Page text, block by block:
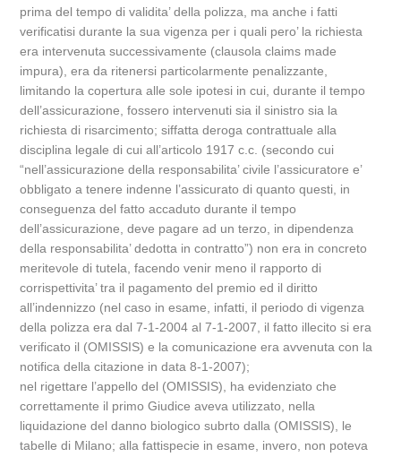
prima del tempo di validita’ della polizza, ma anche i fatti
verificatisi durante la sua vigenza per i quali pero’ la richiesta
era intervenuta successivamente (clausola claims made
impura), era da ritenersi particolarmente penalizzante,
limitando la copertura alle sole ipotesi in cui, durante il tempo
dell’assicurazione, fossero intervenuti sia il sinistro sia la
richiesta di risarcimento; siffatta deroga contrattuale alla
disciplina legale di cui all’articolo 1917 c.c. (secondo cui
“nell’assicurazione della responsabilita’ civile l’assicuratore e’
obbligato a tenere indenne l’assicurato di quanto questi, in
conseguenza del fatto accaduto durante il tempo
dell’assicurazione, deve pagare ad un terzo, in dipendenza
della responsabilita’ dedotta in contratto”) non era in concreto
meritevole di tutela, facendo venir meno il rapporto di
corrispettivita’ tra il pagamento del premio ed il diritto
all’indennizzo (nel caso in esame, infatti, il periodo di vigenza
della polizza era dal 7-1-2004 al 7-1-2007, il fatto illecito si era
verificato il (OMISSIS) e la comunicazione era avvenuta con la
notifica della citazione in data 8-1-2007);
nel rigettare l’appello del (OMISSIS), ha evidenziato che
correttamente il primo Giudice aveva utilizzato, nella
liquidazione del danno biologico subrto dalla (OMISSIS), le
tabelle di Milano; alla fattispecie in esame, invero, non poteva